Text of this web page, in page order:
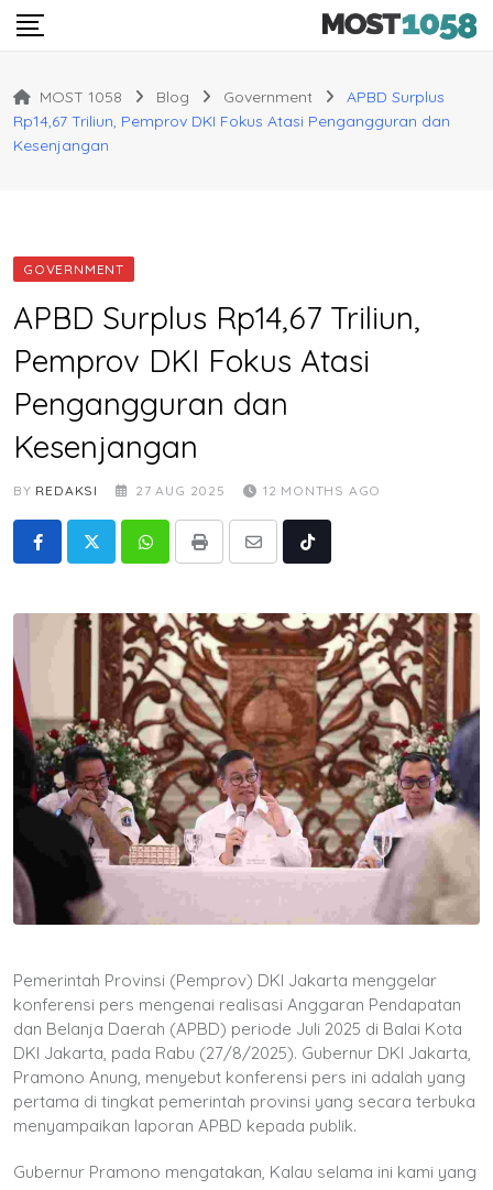
Skip
MOST 1058 Blog Government
APBD Surplus
Rp14,67 Triliun, Pemprov DKI Fokus Atasi Pengangguran dan
Kesenjangan
GOVERNMENT
APBD Surplus Rp14,67 Triliun,
Pemprov DKI Fokus Atasi
Pengangguran dan
Kesenjangan
BY REDAKSI 27 AUG 2025 12 MONTHS AGO
WhatsappPrint
Share
Tiktok
Pemerintah Provinsi (Pemprov) DKI Jakarta menggelar
konferensi pers mengenai realisasi Anggaran Pendapatan
dan Belanja Daerah (APBD) periode Juli 2025 di Balai Kota
DKI Jakarta, pada Rabu (27/8/2025). Gubernur DKI Jakarta,
Pramono Anung, menyebut konferensi pers ini adalah yang
pertama di tingkat pemerintah provinsi yang secara terbuka
menyampaikan laporan APBD kepada publik.
Gubernur Pramono mengatakan, Kalau selama ini kami yang